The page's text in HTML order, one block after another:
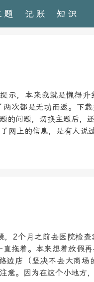
题 记账 知识
示，本来我就是懒得
次都是无功而返。下
问题，切换主题后，
网上的信息，是有人说
2个月之前去医院检
拖着。本来想着放假
边店（坚决不去大商
意。因为在这个小地方